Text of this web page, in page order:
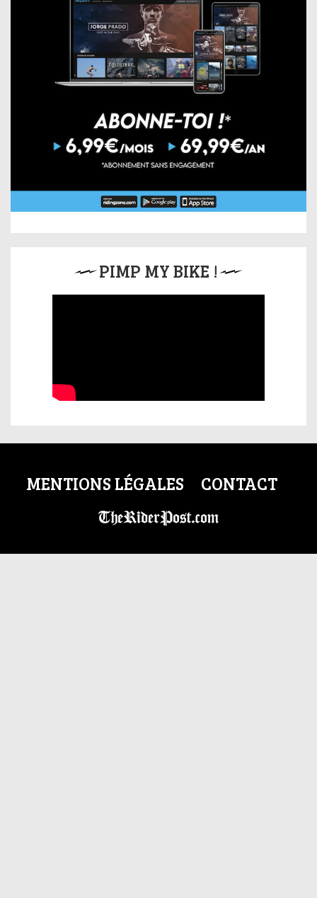
PIMP MY BIKE !
MENTIONS LÉGALES CONTACT